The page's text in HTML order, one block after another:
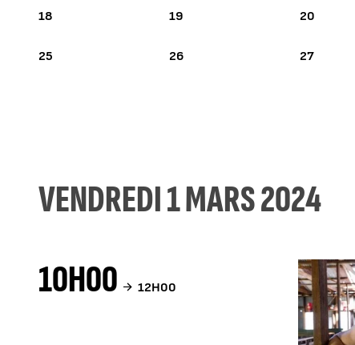
18 19 20
25 26 27
VENDREDI 1 MARS 2024
10H00 12H00